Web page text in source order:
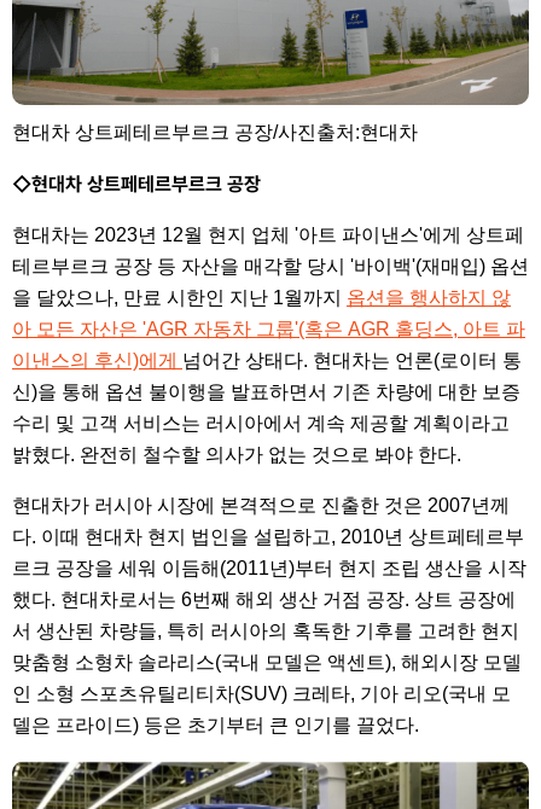
현대차 상트페테르부르크 공장/사진출처:현대차
◇현대차 상트페테르부르크 공장
현대차는 2023년 12월 현지 업체 '아트 파이낸스'에게 상트페
테르부르크 공장 등 자산을 매각할 당시 '바이백'(재매입) 옵션
을 달았으나, 만료 시한인 지난 1월까지 옵션을 행사하지 않
아 모든 자산은 'AGR 자동차 그룹'(혹은 AGR 홀딩스, 아트 파
이낸스의 후신)에게 넘어간 상태다. 현대차는 언론(로이터 통
신)을 통해 옵션 불이행을 발표하면서 기존 차량에 대한 보증
수리 및 고객 서비스는 러시아에서 계속 제공할 계획이라고
밝혔다. 완전히 철수할 의사가 없는 것으로 봐야 한다.
현대차가 러시아 시장에 본격적으로 진출한 것은 2007년께
다. 이때 현대차 현지 법인을 설립하고, 2010년 상트페테르부
르크 공장을 세워 이듬해(2011년)부터 현지 조립 생산을 시작
했다. 현대차로서는 6번째 해외 생산 거점 공장. 상트 공장에
서 생산된 차량들, 특히 러시아의 혹독한 기후를 고려한 현지
맞춤형 소형차 솔라리스(국내 모델은 액센트), 해외시장 모델
인 소형 스포츠유틸리티차(SUV) 크레타, 기아 리오(국내 모
델은 프라이드) 등은 초기부터 큰 인기를 끌었다.